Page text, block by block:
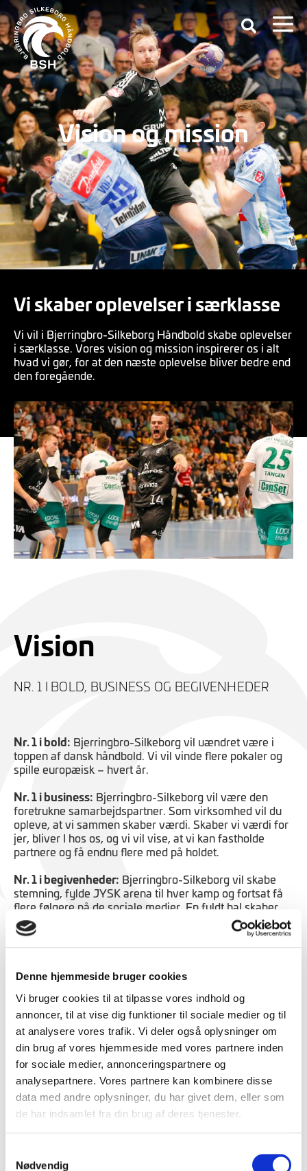
Denne hjemmeside bruger cookies
Vi bruger cookies til at tilpasse vores indhold og
annoncer, til at vise dig funktioner til sociale medier og til
at analysere vores trafik. Vi deler også oplysninger om
din brug af vores hjemmeside med vores partnere inden
for sociale medier, annonceringspartnere og
analysepartnere. Vores partnere kan kombinere disse
data med andre oplysninger, du har givet dem, eller som
de har indsamlet fra din brug af deres tjenester.
Nødvendig
Vision og mission
Vi skaber oplevelser i særklasse
Vi vil i Bjerringbro-Silkeborg Håndbold skabe oplevelser
i særklasse. Vores vision og mission inspirerer os i alt
hvad vi gør, for at den næste oplevelse bliver bedre end
den foregående.
Vision
NR. 1 I BOLD, BUSINESS OG BEGIVENHEDER
Nr. 1 i bold: Bjerringbro-Silkeborg vil uændret være i
toppen af dansk håndbold. Vi vil vinde flere pokaler og
spille europæisk – hvert år.
Nr. 1 i business: Bjerringbro-Silkeborg vil være den
foretrukne samarbejdspartner. Som virksomhed vil du
opleve, at vi sammen skaber værdi. Skaber vi værdi for
jer, bliver I hos os, og vi vil vise, at vi kan fastholde
partnere og få endnu flere med på holdet.
Nr. 1 i begivenheder: Bjerringbro-Silkeborg vil skabe
stemning, fylde JYSK arena til hver kamp og fortsat få
flere følgere på de sociale medier. En fyldt hal skaber
bedre oplevelser og endnu bedre netværk, og sammen
med stemningen og flere følgere på de sociale medier,
giver det din virksomheds eksponering større værdi.